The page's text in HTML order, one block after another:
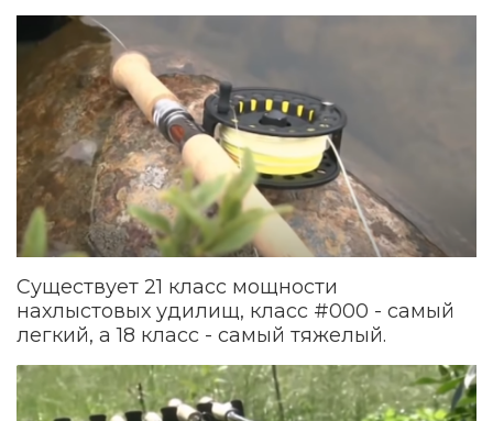
Существует 21 класс мощности
нахлыстовых удилищ, класс #000 - самый
легкий, а 18 класс - самый тяжелый.